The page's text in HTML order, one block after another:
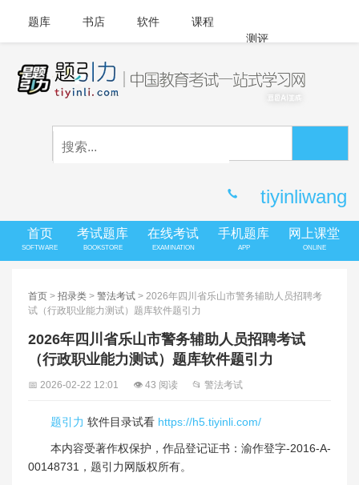
题库 书店 软件
课程
测评
APP下载
tiyinliwang
首页
SOFTWARE
考试题库
BOOKSTORE
在线考试
EXAMINATION
手机题库
APP
网上课堂
ONLINE
首页 > 招录类 > 警法考试 > 2026年四川省乐山市警务辅助人员招聘考
试（行政职业能力测试）题库软件题引力
2026年四川省乐山市警务辅助人员招聘考试
（行政职业能力测试）题库软件题引力
📅 2026-02-22 12:01 👁 43 阅读 📂 警法考试
题引力 软件目录试看 https://h5.tiyinli.com/
本内容受著作权保护，作品登记证书：渝作登字-2016-A-
00148731，题引力网版权所有。